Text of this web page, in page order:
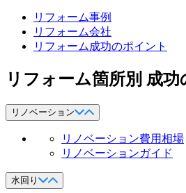
リフォーム事例
リフォーム会社
リフォーム成功のポイント
リフォーム箇所別 成功
リノベーション
リノベーション費用相場
リノベーションガイド
水回り